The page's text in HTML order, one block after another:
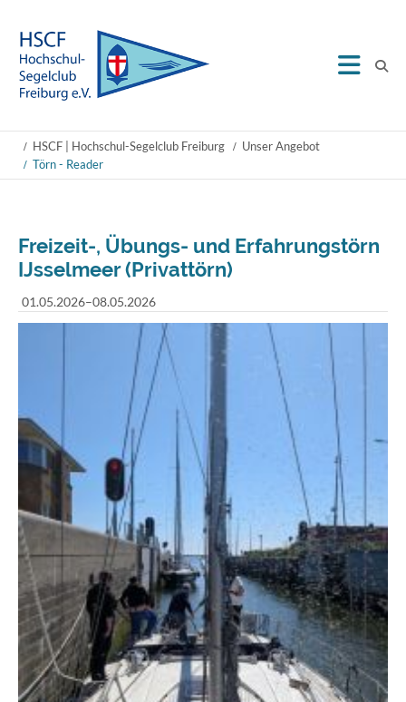
HSCF | Hochschul-Segelclub Freiburg
Unser Angebot
Törn - Reader
Freizeit-, Übungs- und Erfahrungstörn
IJsselmeer (Privattörn)
01.05.2026–08.05.2026